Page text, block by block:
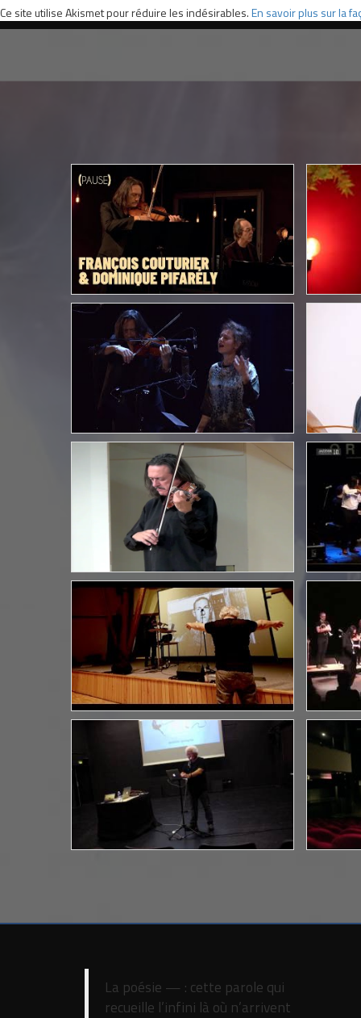
Ce site utilise Akismet pour réduire les indésirables.En savoir plus sur la
La poésie — : cette parole qui
recueille l’infini là où n’arrivent